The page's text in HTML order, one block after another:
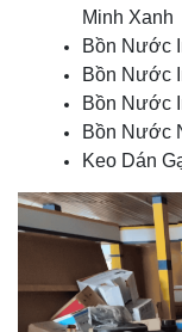
Minh Xanh
Bồn Nước
Bồn Nước
Bồn Nước
Bồn Nước
Keo Dán